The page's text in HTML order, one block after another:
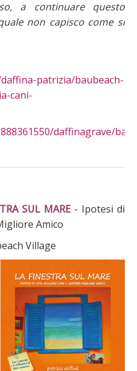
a continuare questo
non capisco come si
patrizia/baubeach-
cani-
daffinagrave/
SUL MARE - Ipotesi di
Amico
Village